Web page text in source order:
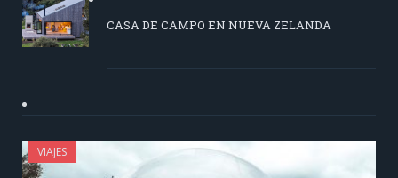
CASA DE CAMPO EN NUEVA ZELANDA
VIAJES